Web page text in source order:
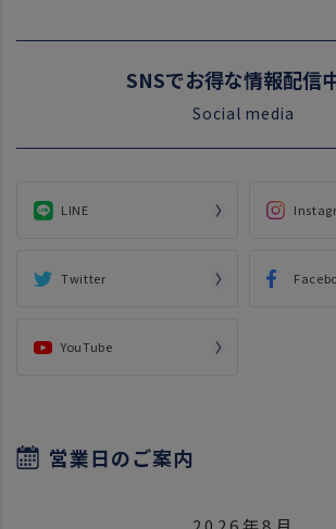
SNSでお得な情報配信
Social media
LINE
Twitter
YouTube
営業日のご案内